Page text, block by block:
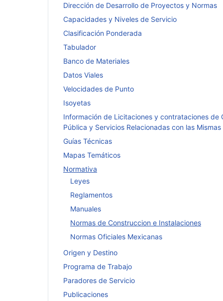
Dirección de Desarrollo de Proyectos y Normas
Capacidades y Niveles de Servicio
Clasificación Ponderada
Tabulador
Banco de Materiales
Datos Viales
Velocidades de Punto
Isoyetas
Información de Licitaciones y contrataciones de
Pública y Servicios Relacionadas con las Mismas
Guías Técnicas
Mapas Temáticos
Normativa
Leyes
Reglamentos
Manuales
Normas de Construccion e Instalaciones
Normas Oficiales Mexicanas
Origen y Destino
Programa de Trabajo
Paradores de Servicio
Publicaciones